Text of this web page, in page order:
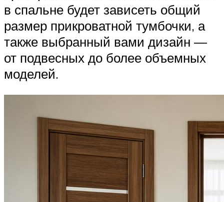
в спальне будет зависеть общий
размер прикроватной тумбочки, а
также выбранный вами дизайн —
от подвесных до более объемных
моделей.